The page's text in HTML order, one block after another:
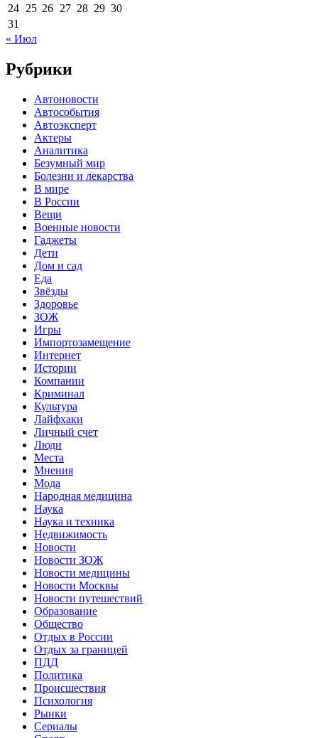
24 25 26 27 28 29 30
31
« Июл
Рубрики
Автоновости
Автособытия
Автоэксперт
Актеры
Аналитика
Безумный мир
Болезни и лекарства
В мире
В России
Вещи
Военные новости
Гаджеты
Дети
Дом и сад
Еда
Звёзды
Здоровье
ЗОЖ
Игры
Импортозамещение
Интернет
Истории
Компании
Криминал
Культура
Лайфхаки
Личный счет
Люди
Места
Мнения
Мода
Народная медицина
Наука
Наука и техника
Недвижимость
Новости
Новости ЗОЖ
Новости медицины
Новости Москвы
Новости путешествий
Образование
Общество
Отдых в России
Отдых за границей
ПДД
Политика
Происшествия
Психология
Рынки
Сериалы